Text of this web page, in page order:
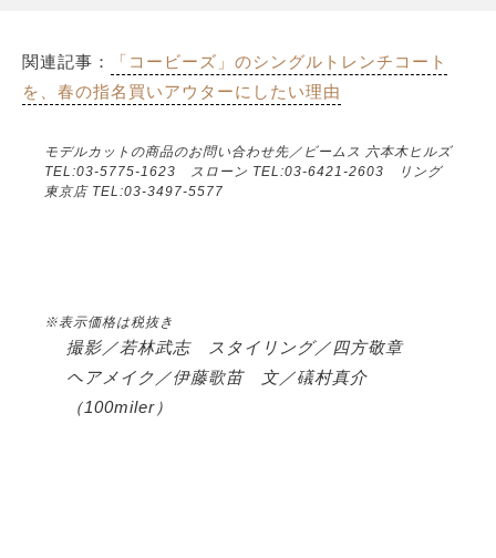
関連記事：
「コービーズ」のシングルトレンチコート
を、春の指名買いアウターにしたい理由
モデルカットの商品のお問い合わせ先／ビームス 六本木ヒルズ
TEL:03-5775-1623 スローン TEL:03-6421-2603 リング
東京店 TEL:03-3497-5577
※表示価格は税抜き
撮影／若林武志 スタイリング／四方敬章
ヘアメイク／伊藤歌苗 文／礒村真介
（100miler）